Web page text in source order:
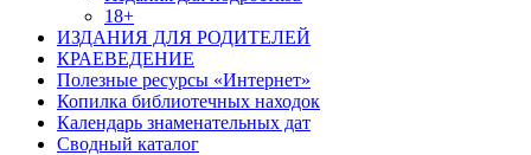
18+
ИЗДАНИЯ ДЛЯ РОДИТЕЛЕЙ
КРАЕВЕДЕНИЕ
Полезные ресурсы «Интернет»
Копилка библиотечных находок
Календарь знаменательных дат
Сводный каталог